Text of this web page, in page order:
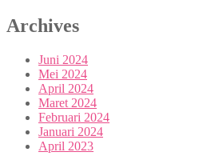
Archives
Juni 2024
Mei 2024
April 2024
Maret 2024
Februari 2024
Januari 2024
April 2023